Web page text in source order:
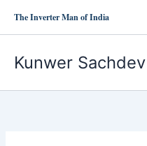
The Inverter Man of India
Kunwer Sachdev